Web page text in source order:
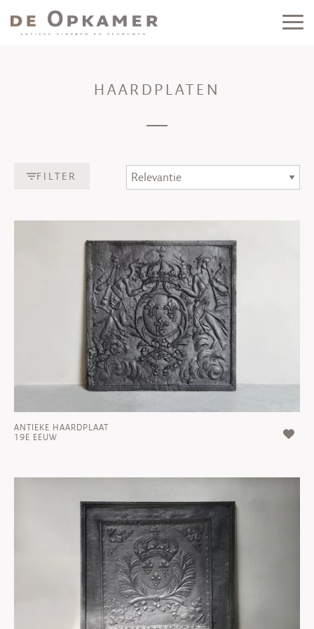
HAARDPLATEN
FILTER
ANTIEKE HAARDPLAAT
19E EEUW